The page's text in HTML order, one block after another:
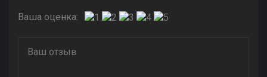
Ваша оценка: